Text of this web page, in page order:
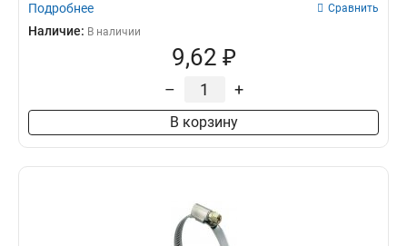
Подробнее Сравнить
Наличие: В наличии
9,62 ₽
– +
В корзину